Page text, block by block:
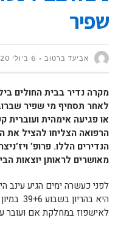
שפיר
אביעד ברטוב 6 ביולי 2020
מקרה נדיר בבית החולים
לאחר תסחיף מי שפיר
או פגיעה אימהית ועוברית
הרפואה הצליחו להציל את
הנדירים הללו. פרופ’
מאושרים לראותן יוצאות
היא
לאישפוז במחלקת אם ועובר